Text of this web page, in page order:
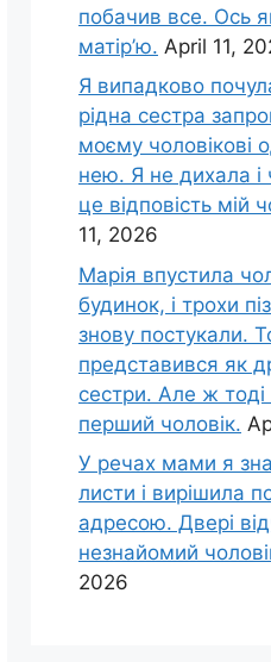
побачив все. Ось
матір’ю. April 11,
Я випадково
рідна сестра
моєму чоловікові
нею. Я не дихала
це відповість мій
11, 2026
Марія впустила
будинок, і трохи
знову постукали.
представився як
сестри. Але ж
перший чоловік.
У речах мами я
листи і вирішила
адресою. Двері
незнайомий
2026